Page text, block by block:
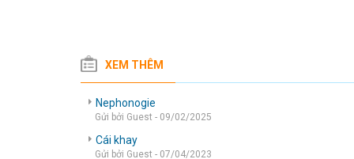
XEM THÊM
Nephonogie
Gửi bởi Guest - 09/02/2025
Cái khay
Gửi bởi Guest - 07/04/2023